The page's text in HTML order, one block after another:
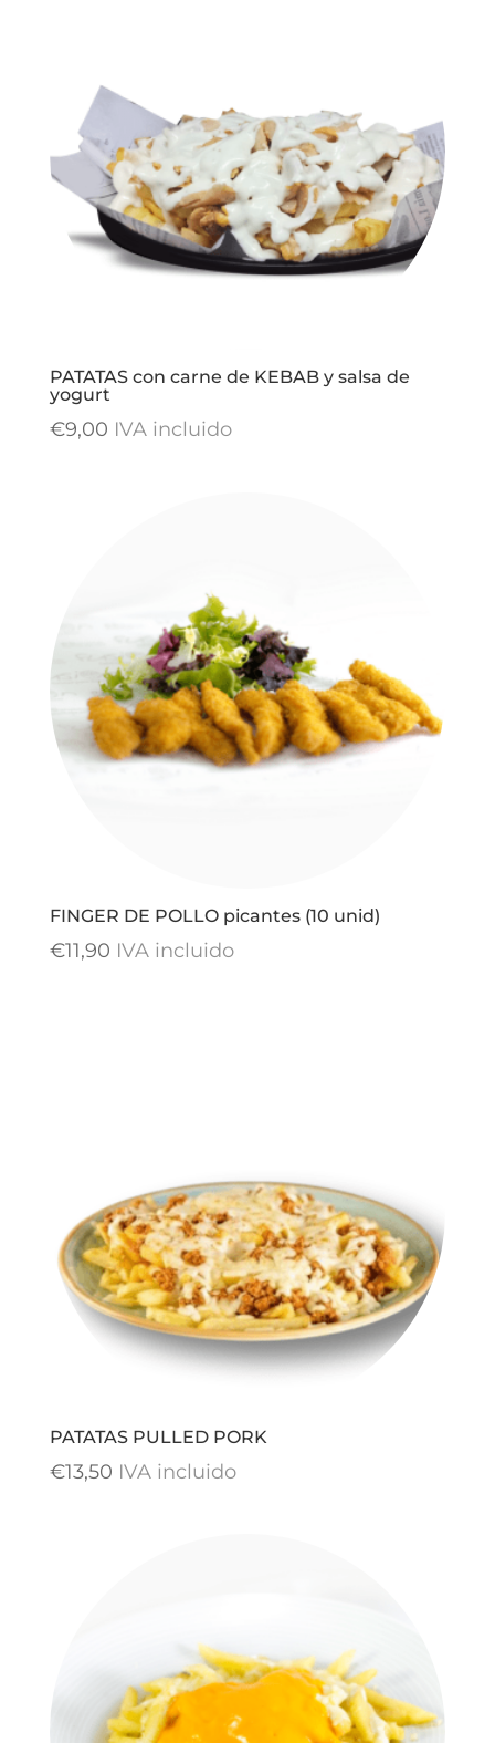
PATATAS con carne de KEBAB y salsa de
yogurt
€9,00 IVA incluido
FINGER DE POLLO picantes (10 unid)
€11,90 IVA incluido
PATATAS PULLED PORK
€13,50 IVA incluido